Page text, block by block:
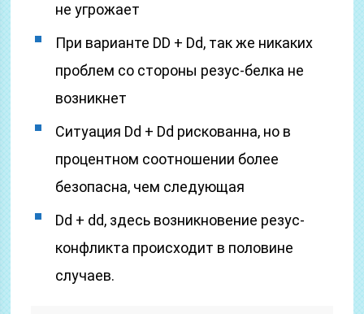
не угрожает
При варианте DD + Dd, так же никаких
проблем со стороны резус-белка не
возникнет
Ситуация Dd + Dd рискованна, но в
процентном соотношении более
безопасна, чем следующая
Dd + dd, здесь возникновение резус-
конфликта происходит в половине
случаев.